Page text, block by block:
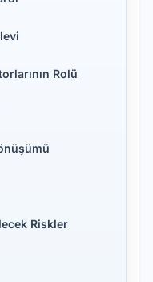
Rolü
Riskler